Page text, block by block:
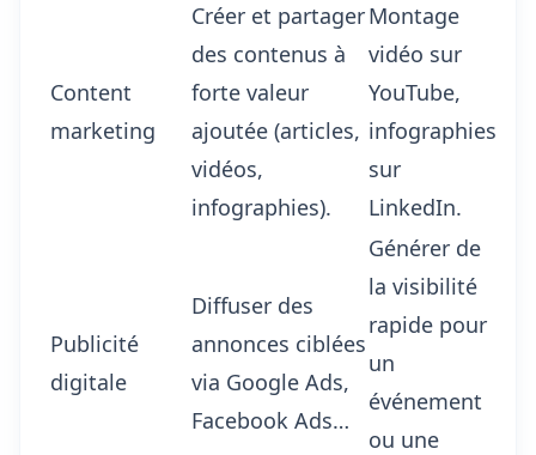
Content
marketing
Créer et partager
des contenus à
forte valeur
ajoutée (articles,
vidéos,
infographies).
Montage
vidéo sur
YouTube,
infographies
sur
LinkedIn.
Publicité
digitale
Diffuser des
annonces ciblées
via Google Ads,
Facebook Ads…
Générer de
la visibilité
rapide pour
un
événement
ou une